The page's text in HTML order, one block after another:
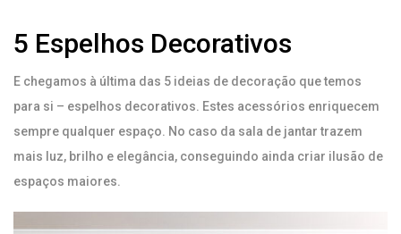
5 Espelhos Decorativos
E chegamos à última das 5 ideias de decoração que temos
para si – espelhos decorativos. Estes acessórios enriquecem
sempre qualquer espaço. No caso da sala de jantar trazem
mais luz, brilho e elegância, conseguindo ainda criar ilusão de
espaços maiores.